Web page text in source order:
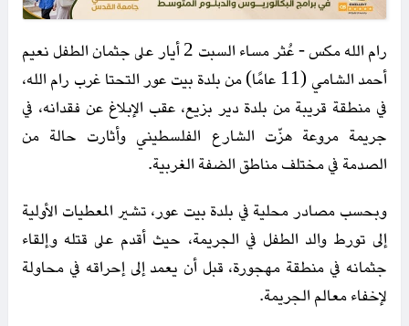
رام الله مكس - عُثر مساء السبت 2 أيار على جثمان الطفل نعيم
أحمد الشامي (11 عامًا) من بلدة بيت عور التحتا غرب رام الله،
في منطقة قريبة من بلدة دير بزيع، عقب الإبلاغ عن فقدانه، في
جريمة مروعة هزّت الشارع الفلسطيني وأثارت حالة من
الصدمة في مختلف مناطق الضفة الغربية.
وبحسب مصادر محلية في بلدة بيت عور، تشير المعطيات الأولية
إلى تورط والد الطفل في الجريمة، حيث أقدم على قتله وإلقاء
جثمانه في منطقة مهجورة، قبل أن يعمد إلى إحراقه في محاولة
لإخفاء معالم الجريمة.